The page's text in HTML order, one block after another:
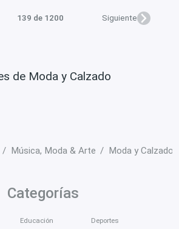
139 de 1200 Siguiente
de Moda y Calzado
Música, Moda & Arte Moda y Calzado
Categorías
Educación Deportes